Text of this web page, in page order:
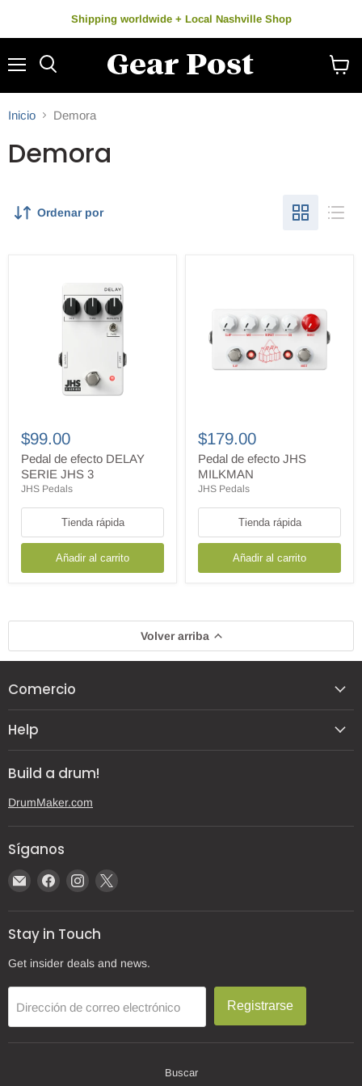
Shipping worldwide + Local Nashville Shop
carrito
Inicio Demora
Demora
Ordenar por
de
efecto
DELAY
SERIE
JHS
3
$99.00
Pedal de efecto DELAY
SERIE JHS 3
JHS Pedals
Tienda rápida
Añadir al carrito
de
efecto
JHS
MILKMAN
$179.00
Pedal de efecto JHS
MILKMAN
JHS Pedals
Tienda rápida
Añadir al carrito
Volver arriba
Comercio
Help
Build a drum!
DrumMaker.com
Síganos
Encuéntrenos
Correo
electrónico
Encuéntrenos
Facebook
Encuéntrenos
Instagram
Encuéntrenos
X
Stay in Touch
Get insider deals and news.
Dirección de correo electrónico Registrarse
Buscar